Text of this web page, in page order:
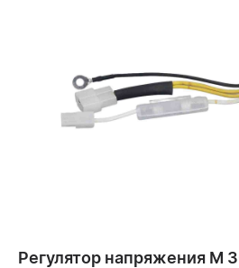
Регулятор напряжения М